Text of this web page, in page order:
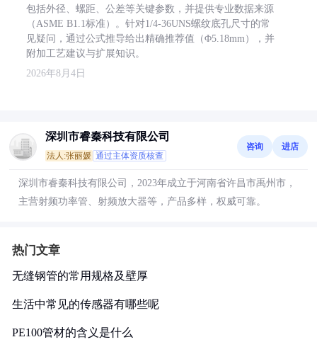
包括外径、螺距、公差等关键参数，并提供专业数据来源
（ASME B1.1标准）。针对1/4-36UNS螺纹底孔尺寸的常
见疑问，通过公式推导给出精确推荐值（Φ5.18mm），并
附加工艺建议与扩展知识。
2026年8月4日
深圳市睿秦科技有限公司
法人:张丽媛 通过主体资质核查
咨询 进店
深圳市睿秦科技有限公司，2023年成立于河南省许昌市禹州市，
主营射频功率管、射频放大器等，产品多样，权威可靠。
热门文章
无缝钢管的常用规格及壁厚
生活中常见的传感器有哪些呢
PE100管材的含义是什么